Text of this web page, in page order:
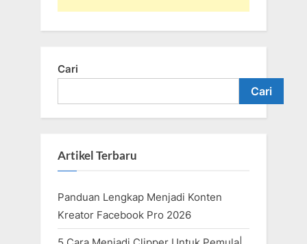
Cari
Cari
Artikel Terbaru
Panduan Lengkap Menjadi Konten
Kreator Facebook Pro 2026